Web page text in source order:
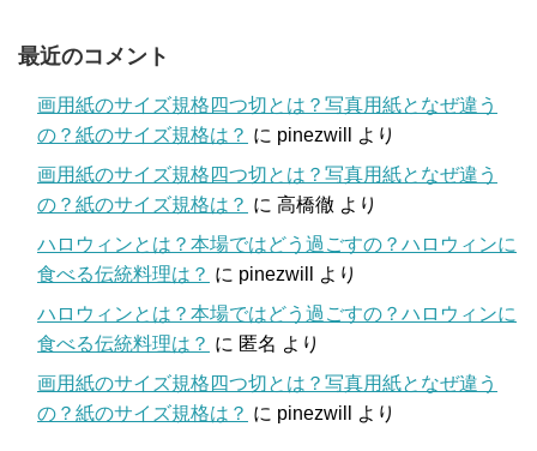
最近のコメント
画用紙のサイズ規格四つ切とは？写真用紙となぜ違う
の？紙のサイズ規格は？ に pinezwill
より
画用紙のサイズ規格四つ切とは？写真用紙となぜ違う
の？紙のサイズ規格は？ に 高橋徹 より
ハロウィンとは？本場ではどう過ごすの？ハロウィンに
食べる伝統料理は？ に pinezwill
より
ハロウィンとは？本場ではどう過ごすの？ハロウィンに
食べる伝統料理は？ に 匿名 より
画用紙のサイズ規格四つ切とは？写真用紙となぜ違う
の？紙のサイズ規格は？ に pinezwill より